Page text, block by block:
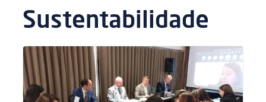
Sustentabilidade